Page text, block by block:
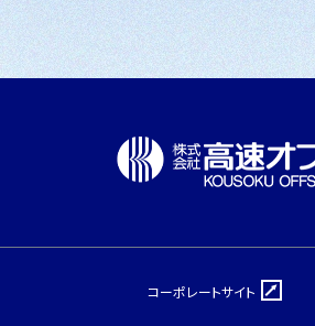
コーポレートサイト